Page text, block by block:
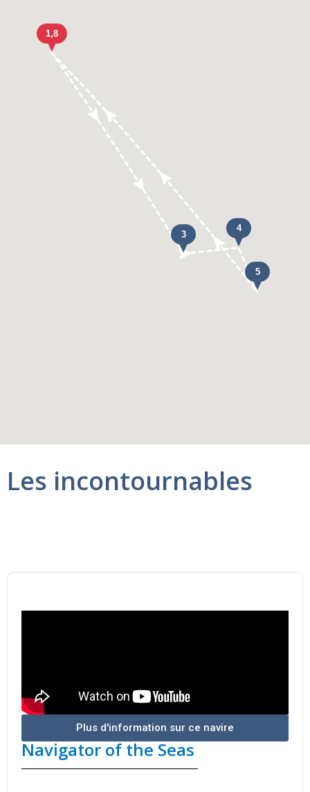
Les incontournables
Plus d'information sur ce navire
Navigator of the Seas